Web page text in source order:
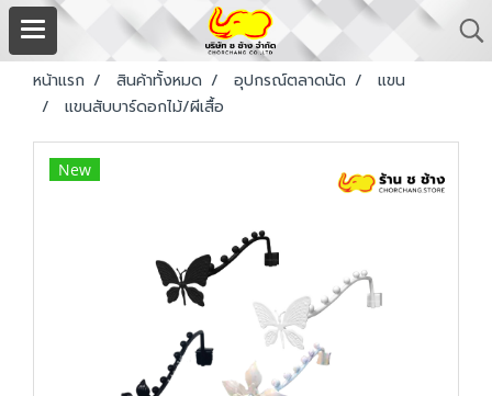
หน้าแรก สินค้าทั้งหมด อุปกรณ์ตลาดนัด
แขน
แขนสับบาร์ดอกไม้/ผีเสื้อ
New